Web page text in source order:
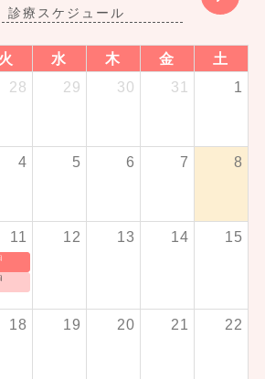
火 水 木 金
土
28 29 30 31 1
4 5 6 7 8
11 12 13 14 15
18 19 20 21 22